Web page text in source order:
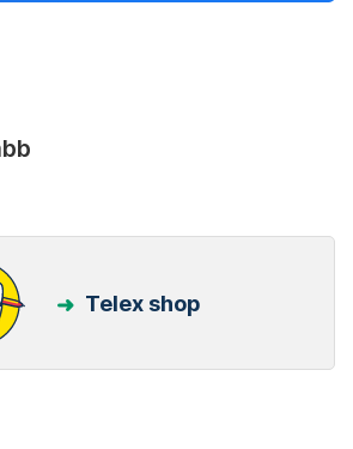
Telex shop